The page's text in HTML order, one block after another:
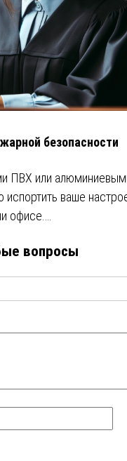
безопасности
ПВХ или
испортить ваше
офисе.…
вопросы